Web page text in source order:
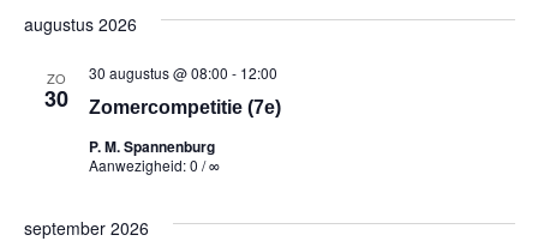
datum.
augustus 2026
ZO
30 Zomercompetitie (7e)
30 augustus @ 08:00 - 12:00
P. M. Spannenburg
Aanwezigheid: 0 / ∞
september 2026